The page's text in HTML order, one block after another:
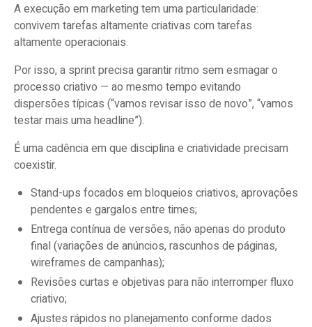
A execução em marketing tem uma particularidade:
convivem tarefas altamente criativas com tarefas
altamente operacionais.
Por isso, a sprint precisa garantir ritmo sem esmagar o
processo criativo — ao mesmo tempo evitando
dispersões típicas (“vamos revisar isso de novo”, “vamos
testar mais uma headline”).
É uma cadência em que disciplina e criatividade precisam
coexistir.
Stand-ups focados em bloqueios criativos, aprovações
pendentes e gargalos entre times;
Entrega contínua de versões, não apenas do produto
final (variações de anúncios, rascunhos de páginas,
wireframes de campanhas);
Revisões curtas e objetivas para não interromper fluxo
criativo;
Ajustes rápidos no planejamento conforme dados